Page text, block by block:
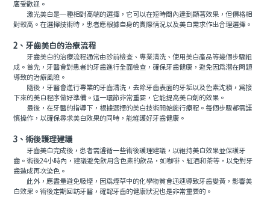
廣受歡迎。
激光美白是一種相對高端的選擇，它可以在短時間內達到顯著效果，但價格相
對較高。在選擇技術時，患者應根據自身的實際情況以及美白需求作出合理選擇。
2、牙齒美白的治療流程
牙齒美白的治療流程通常由診前檢查、專業清洗、使用美白產品等幾個步驟組
成。首先，牙醫會對患者的牙齒進行全面檢查，確保牙齒健康，避免因為潛在問題
導致的治療風險。
隨後，牙醫會進行專業的牙齒清洗，去除牙齒表面的牙垢以及色素沈積，為接
下來的美白程序做好準備。這一環節非常重要，它能提高美白劑的效果。
最後，在牙醫的指導下，根據選擇的美白技術開始施行療程。每個步驟都需謹
慎操作，以確保尋求美白效果的同時，能維護好牙齒健康。
3、術後護理建議
牙齒美白完成後，患者需遵循一些術後護理建議，以維持美白效果並保護牙
齒。術後24小時內，建議避免飲用含色素的飲品，如咖啡、紅酒和茶等，以免對牙
齒造成再次染色。
此外，應盡量避免吸煙，因為煙草中的化學物質會迅速導致牙齒變黃，影響美
白效果。術後定期回訪牙醫，確認牙齒的健康狀況也是非常重要的。